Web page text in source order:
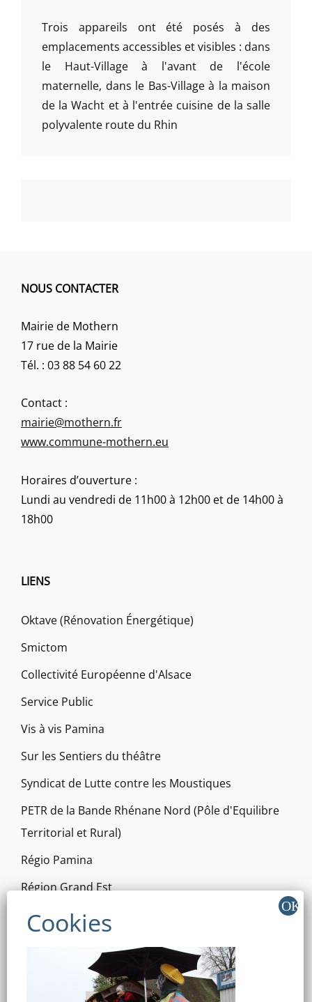
Trois appareils ont été posés à des
emplacements accessibles et visibles : dans
le Haut-Village à l'avant de l'école
maternelle, dans le Bas-Village à la maison
de la Wacht et à l'entrée cuisine de la salle
polyvalente route du Rhin
NOUS CONTACTER
Mairie de Mothern
17 rue de la Mairie
Tél. : 03 88 54 60 22
Contact :
mairie@mothern.fr
www.commune-mothern.eu
Horaires d’ouverture :
Lundi au vendredi de 11h00 à 12h00 et de 14h00 à
18h00
LIENS
Oktave (Rénovation Énergétique)
Smictom
Collectivité Européenne d'Alsace
Service Public
Vis à vis Pamina
Sur les Sentiers du théâtre
Syndicat de Lutte contre les Moustiques
PETR de la Bande Rhénane Nord (Pôle d'Equilibre
Territorial et Rural)
Régio Pamina
Région Grand Est
Gouvernement